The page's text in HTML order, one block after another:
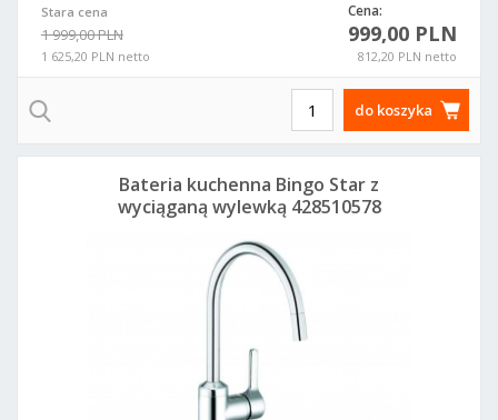
Stara cena
1 999,00 PLN
1 625,20 PLN netto
Cena:
999,00 PLN
812,20 PLN netto
do koszyka
Bateria kuchenna Bingo Star z
wyciąganą wylewką 428510578